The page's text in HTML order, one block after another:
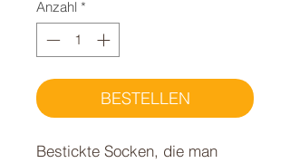
Anzahl *
BESTELLEN
Bestickte Socken, die man